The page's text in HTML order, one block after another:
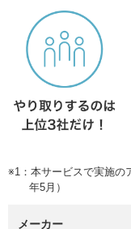
※1：本サービスで実施の
年5月）
メーカー